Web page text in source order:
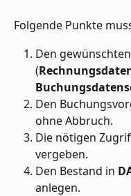
Folgende Punkte
Den
(
Den
ohne Abbruch.
Die nötigen
vergeben.
Den Bestand in
anlegen.